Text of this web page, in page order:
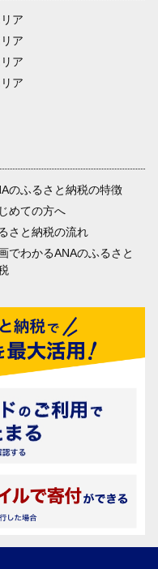
ア
ア
ア
ア
のふるさと納税の特徴
めての方へ
さと納税の流れ
でわかるANAのふるさと